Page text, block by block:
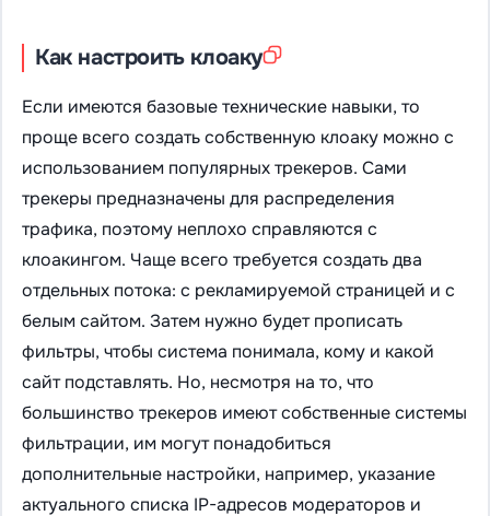
Как настроить клоаку
Если имеются базовые технические навыки, то
проще всего создать собственную клоаку можно с
использованием популярных трекеров. Сами
трекеры предназначены для распределения
трафика, поэтому неплохо справляются с
клоакингом. Чаще всего требуется создать два
отдельных потока: с рекламируемой страницей и с
белым сайтом. Затем нужно будет прописать
фильтры, чтобы система понимала, кому и какой
сайт подставлять. Но, несмотря на то, что
большинство трекеров имеют собственные системы
фильтрации, им могут понадобиться
дополнительные настройки, например, указание
актуального списка IP-адресов модераторов и